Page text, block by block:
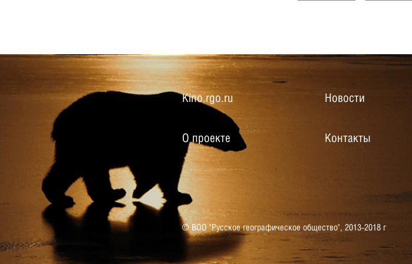
Kino.rgo.ru Новости
О проекте Контакты
© ВОО "Русское географическое общество",2013-2018 г